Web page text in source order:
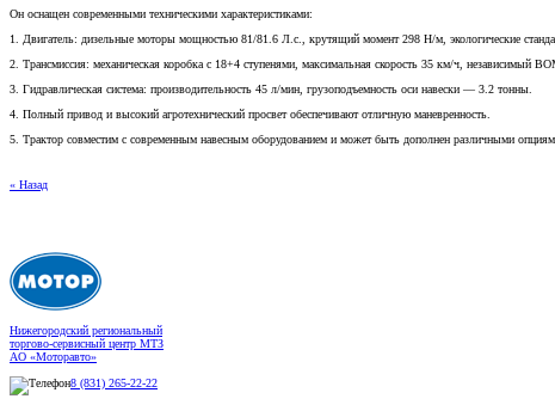
Он оснащен современными техническими характеристиками:
1. Двигатель: дизельные моторы мощностью 81/81.6 Л.с., крутящий момент 298 Н/м, экологические
2. Трансмиссия: механическая коробка с 18+4 ступенями, максимальная скорость 35 км/ч, независимый
3. Гидравлическая система: производительность 45 л/мин, грузоподъемность оси навески — 3.2 тонны.
4. Полный привод и высокий агротехнический просвет обеспечивают отличную маневренность.
5. Трактор совместим с современным навесным оборудованием и может быть дополнен различными
« Назад
Нижегородский региональный
торгово-сервисный центр МТЗ
АО «Моторавто»
8 (831) 265-22-22